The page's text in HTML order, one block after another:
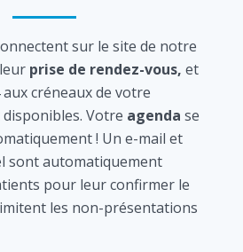
sur le site de notre
prise de rendez-vous, et
créneaux de votre
Votre agenda se
! Un e-mail et
sont automatiquement
pour leur confirmer le
les non-présentations